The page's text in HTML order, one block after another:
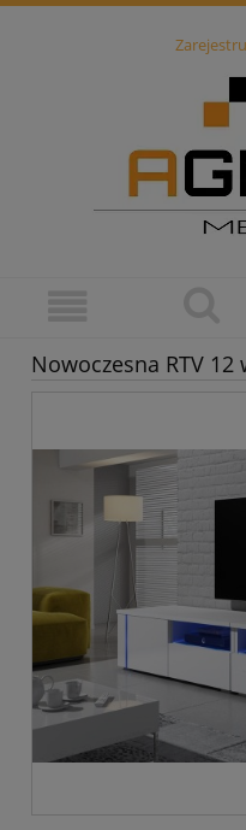
Nowoczesna RTV 12